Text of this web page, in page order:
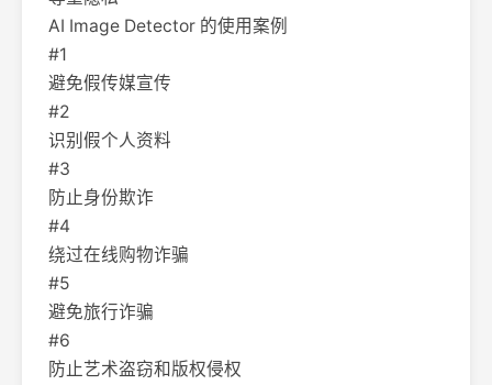
AI Image Detector 的使用案例
#1
避免假传媒宣传
#2
识别假个人资料
#3
防止身份欺诈
#4
绕过在线购物诈骗
#5
避免旅行诈骗
#6
防止艺术盗窃和版权侵权